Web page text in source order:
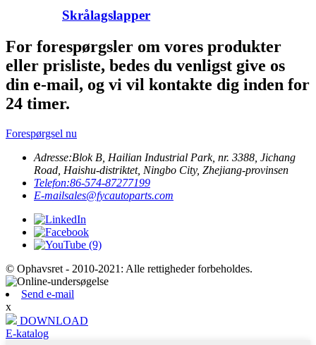
Skrålagslapper
For forespørgsler om vores produkter
eller prisliste, bedes du venligst give os
din e-mail, og vi vil kontakte dig inden for
24 timer.
Forespørgsel nu
Adresse:Blok B, Hailian Industrial Park, nr. 3388, Jichang
Road, Haishu-distriktet, Ningbo City, Zhejiang-provinsen
Telefon:86-574-87277199
E-mailsales@fycautoparts.com
© Ophavsret - 2010-2021: Alle rettigheder forbeholdes.
Send e-mail
x
DOWNLOAD
E-katalog